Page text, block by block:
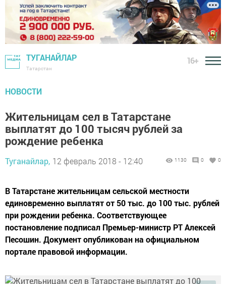
ТУГАНАЙЛАР
Татарстан
16+
НОВОСТИ
Жительницам сел в Татарстане
выплатят до 100 тысяч рублей за
рождение ребенка
Туганайлар, 12 февраль 2018 - 12:40 1130 0 0
В Татарстане жительницам сельской местности
единовременно выплатят от 50 тыс. до 100 тыс. рублей
при рождении ребенка. Соответствующее
постановление подписал Премьер-министр РТ Алексей
Песошин. Документ опубликован на официальном
портале правовой информации.